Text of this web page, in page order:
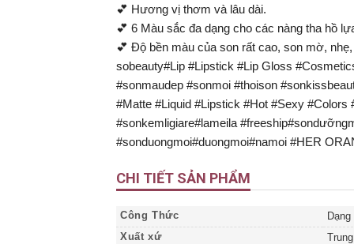
💕 Hương vị thơm và lâu dài.
💕 6 Màu sắc đa dạng cho các nàng tha hồ
💕 Độ bền màu của son rất cao, son mờ,
sobeauty#Lip #Lipstick #Lip Gloss
#sonmaudep #sonmoi #thoison
#Matte #Liquid #Lipstick #Hot #Sexy
#sonkemligiare#lameila
#sonduongmoi#duongmoi#namoi #HER
CHI TIẾT SẢN PHẨM
Công Thức
Dạng
Xuất xứ